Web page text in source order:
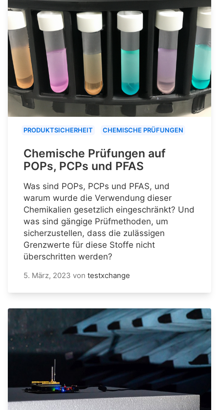
PRODUKTSICHERHEIT CHEMISCHE PRÜFUNGEN
Chemische Prüfungen auf
POPs, PCPs und PFAS
Was sind POPs, PCPs und PFAS, und
warum wurde die Verwendung dieser
Chemikalien gesetzlich eingeschränkt? Und
was sind gängige Prüfmethoden, um
sicherzustellen, dass die zulässigen
Grenzwerte für diese Stoffe nicht
überschritten werden?
5. März, 2023 von testxchange